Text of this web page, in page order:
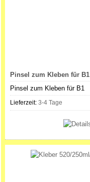
Pinsel zum Kleben für B1
Pinsel zum Kleben für B1
Lieferzeit: 3-4 Tage